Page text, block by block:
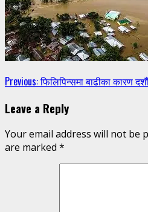
Continue
Reading
Previous:फिलिपिन्समा बाढीका कारण
Leave a Reply
Your email address will not be
are marked *